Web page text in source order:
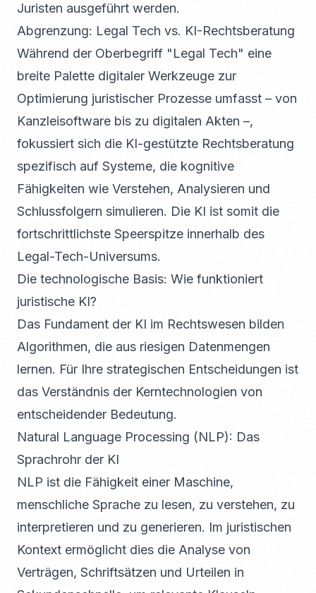
Juristen ausgeführt werden.
Abgrenzung: Legal Tech vs. KI-Rechtsberatung
Während der Oberbegriff "Legal Tech" eine
breite Palette digitaler Werkzeuge zur
Optimierung juristischer Prozesse umfasst – von
Kanzleisoftware bis zu digitalen Akten –,
fokussiert sich die KI-gestützte Rechtsberatung
spezifisch auf Systeme, die kognitive
Fähigkeiten wie Verstehen, Analysieren und
Schlussfolgern simulieren. Die KI ist somit die
fortschrittlichste Speerspitze innerhalb des
Legal-Tech-Universums.
Die technologische Basis: Wie funktioniert
juristische KI?
Das Fundament der KI im Rechtswesen bilden
Algorithmen, die aus riesigen Datenmengen
lernen. Für Ihre strategischen Entscheidungen ist
das Verständnis der Kerntechnologien von
entscheidender Bedeutung.
Natural Language Processing (NLP): Das
Sprachrohr der KI
NLP ist die Fähigkeit einer Maschine,
menschliche Sprache zu lesen, zu verstehen, zu
interpretieren und zu generieren. Im juristischen
Kontext ermöglicht dies die Analyse von
Verträgen, Schriftsätzen und Urteilen in